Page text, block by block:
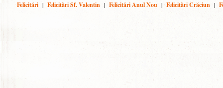
Felicitări | Felicitări Sf. Valentin | Felicitări Anul Nou | Felicitări Crăciun |